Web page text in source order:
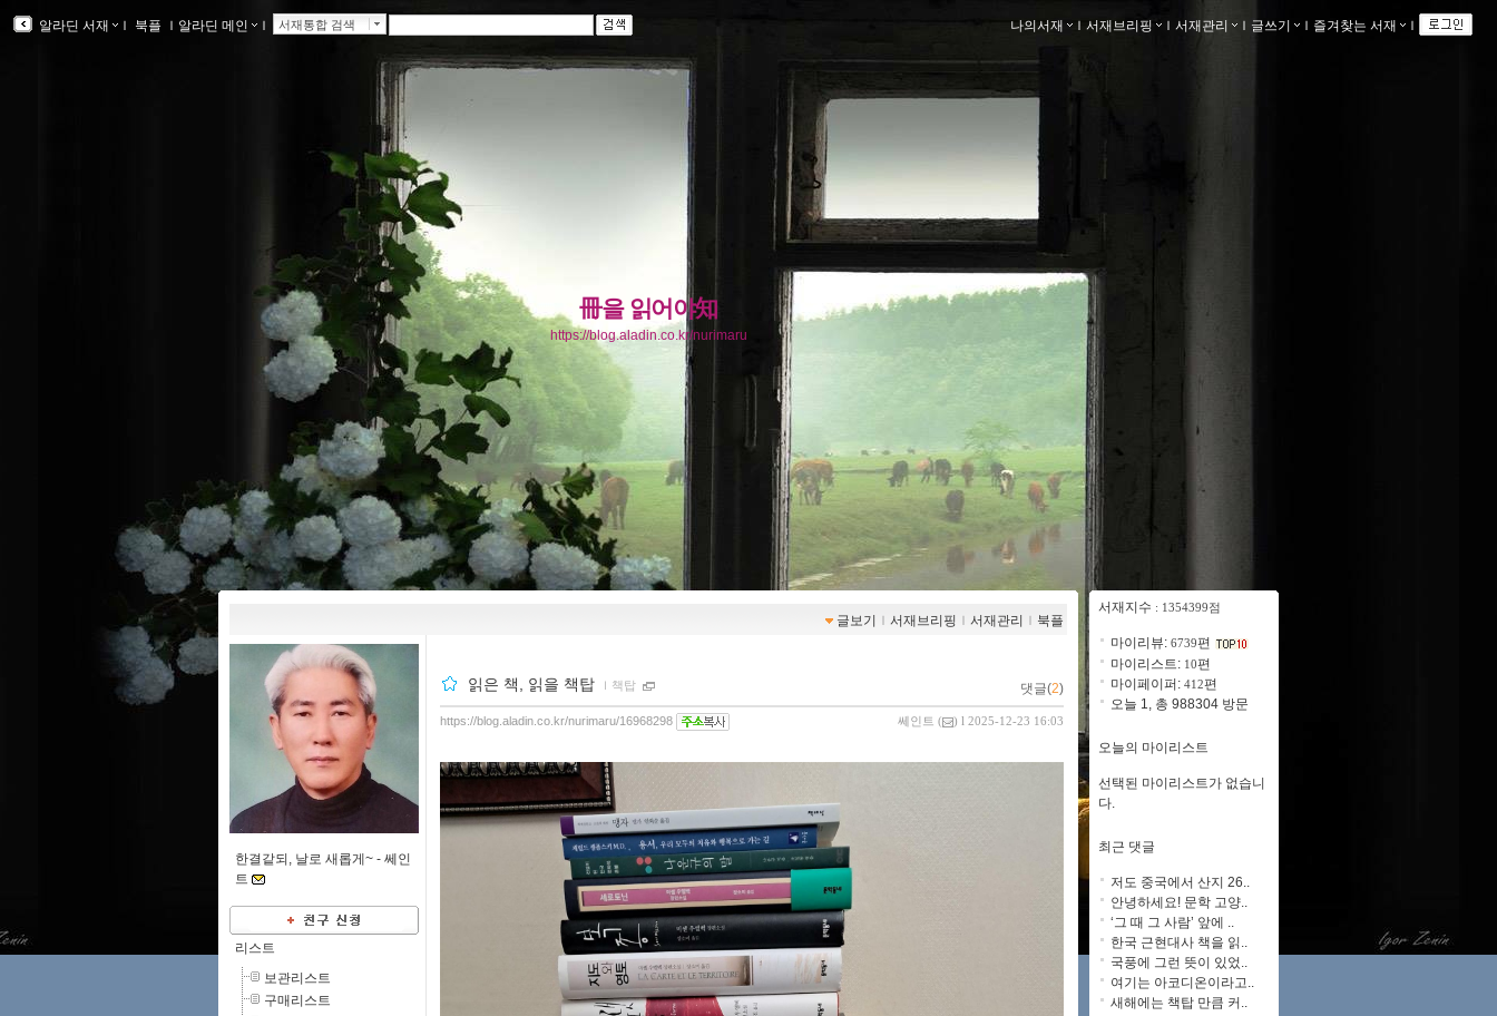
알라딘 서재 ｌ 북플 ｌ 알라딘 메인 ｌ 서재통합 검색 나의서재 ｌ 서재브리핑 ｌ 서재관리 ｌ 글쓰기 ｌ 즐겨찾는 서재 ｌ
冊을 읽어야知
https://blog.aladin.co.kr/nurimaru
글보기 ｌ 서재브리핑 ｌ 서재관리 ｌ 북플
한결같되, 날로 새롭게~ - 쎄인
트
리스트
보관리스트
구매리스트
읽은 책, 읽을 책탑 ｌ 책탑 댓글(2)
쎄인트 ( ) l 2025-12-23 16:03
https://blog.aladin.co.kr/nurimaru/16968298
서재지수 : 1354399점
마이리뷰: 6739편
마이리스트: 10편
마이페이퍼: 412편
오늘 1, 총 988304 방문
오늘의 마이리스트
선택된 마이리스트가 없습니
다.
최근 댓글
저도 중국에서 산지 26..
안녕하세요! 문학 고양..
‘그 때 그 사람’ 앞에 ..
한국 근현대사 책을 읽..
국풍에 그런 뜻이 있었..
여기는 아코디온이라고..
새해에는 책탑 만큼 커..